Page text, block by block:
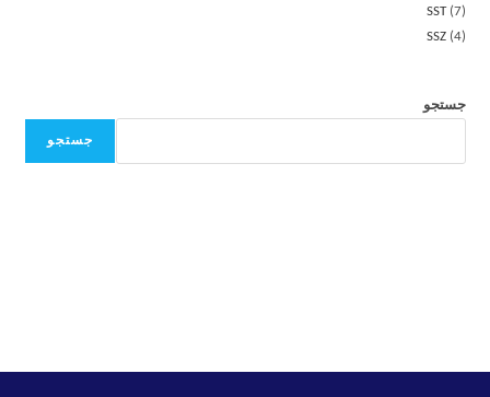
SST 7
SSZ 4
جستجو
جستجو